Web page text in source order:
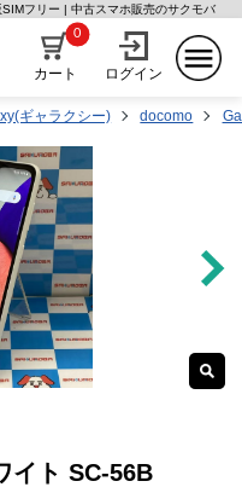
フリー | 中古スマホ販売のサクモバ
カート
0
ログイン
ギャラクシー) docomo
イト SC-56B